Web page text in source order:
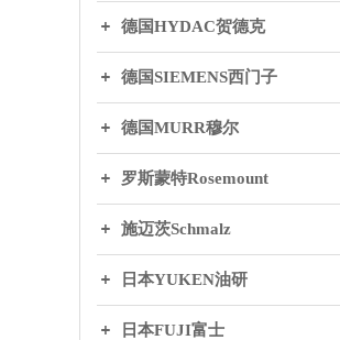
德国HYDAC贺德克
德国SIEMENS西门子
德国MURR穆尔
罗斯蒙特Rosemount
施迈茨Schmalz
日本YUKEN油研
日本FUJI富士